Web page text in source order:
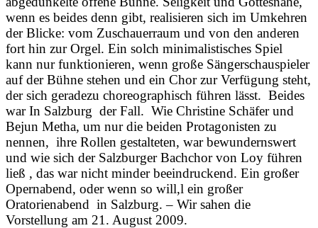
wenn es beides denn gibt, realisieren sich im Umkehren
der Blicke: vom Zuschauerraum und von den anderen
fort hin zur Orgel. Ein solch minimalistisches Spiel
kann nur funktionieren, wenn große Sängerschauspieler
auf der Bühne stehen und ein Chor zur Verfügung steht,
der sich geradezu choreographisch führen lässt. Beides
war In Salzburg der Fall. Wie Christine Schäfer und
Bejun Metha, um nur die beiden Protagonisten zu
nennen, ihre Rollen gestalteten, war bewundernswert
und wie sich der Salzburger Bachchor von Loy führen
ließ , das war nicht minder beeindruckend. Ein großer
Opernabend, oder wenn so will,l ein großer
Oratorienabend in Salzburg. – Wir sahen die
Vorstellung am 21. August 2009.